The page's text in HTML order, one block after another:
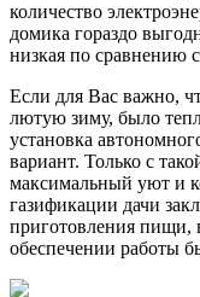
количество
домика гораздо
низкая по сравнению
Если для Вас важно,
лютую зиму, было
установка
вариант. Только с
максимальный уют и
газификации дачи
приготовления пищи,
обеспечении работы